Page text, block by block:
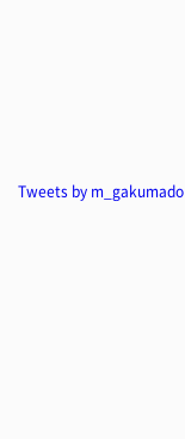
Tweets by m_gakumado